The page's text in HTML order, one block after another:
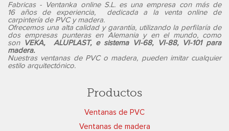
Fabricas - Ventanka online S.L. es una empresa con más de
16 años de experiencia, dedicada a la
venta online de
carpintería de PVC y madera.
Ofrecemos una alta calidad y garantía, utilizando la perfilaría de
dos empresas punteras en Alemania y en el mundo, como
son VEKA, ALUPLAST, e sistema VI-68, VI-88, VI-101 para
madera.
Nuestras ventanas de PVC o madera, pueden imitar cualquier
estilo arquitectónico.
Productos
Ventanas de PVC
Ventanas de madera